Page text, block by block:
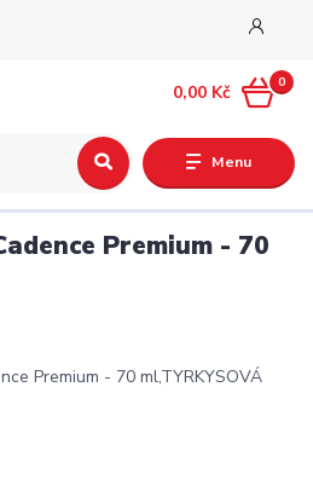
Menu
0
0,00 Kč
Premium - 70